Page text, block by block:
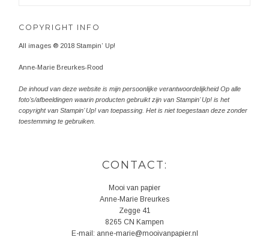
COPYRIGHT INFO
All images ® 2018 Stampin’ Up!
Anne-Marie Breurkes-Rood
De inhoud van deze website is mijn persoonlijke verantwoordelijkheid Op alle
foto’s/afbeeldingen waarin producten gebruikt zijn van Stampin’ Up! is het
copyright van Stampin’ Up! van toepassing. Het is niet toegestaan deze zonder
toestemming te gebruiken.
CONTACT:
Mooi van papier
Anne-Marie Breurkes
Zegge 41
8265 CN Kampen
E-mail: anne-marie@mooivanpapier.nl